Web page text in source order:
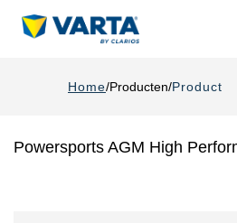
Home Producten Product
Powersports AGM High